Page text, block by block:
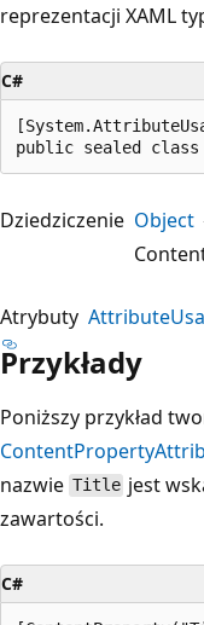
reprezentacji XAML
C#
public sealed
Dziedziczenie Object
Atrybuty
Przykłady
Poniższy przykład
nazwie Title jest
zawartości.
C#